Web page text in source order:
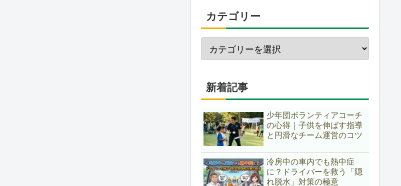
カテゴリー
新着記事
少年団ボランティアコーチ
の心得｜子供を伸ばす指導
と円滑なチーム運営のコツ
冷房中の車内でも熱中症
に？ドライバーを救う「隠
れ脱水」対策の極意